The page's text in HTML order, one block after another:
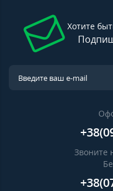
Хотите
Звоните